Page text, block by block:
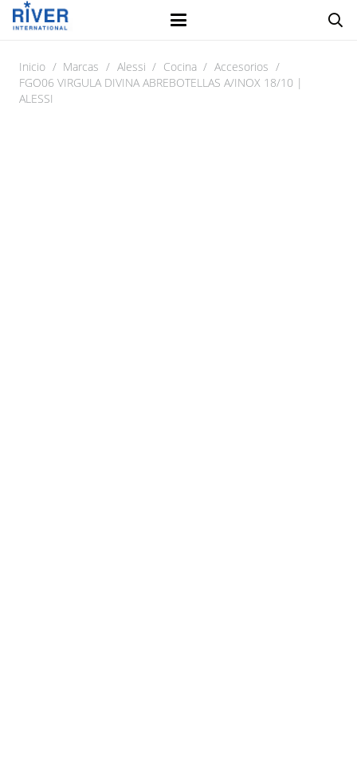
Inicio / Marcas / Alessi / Cocina / Accesorios /
FGO06 VIRGULA DIVINA ABREBOTELLAS A/INOX 18/10 |
ALESSI